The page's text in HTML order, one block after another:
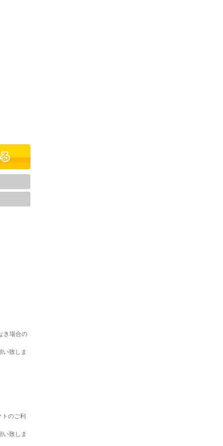
き場合の
致しま
のご利
致しま